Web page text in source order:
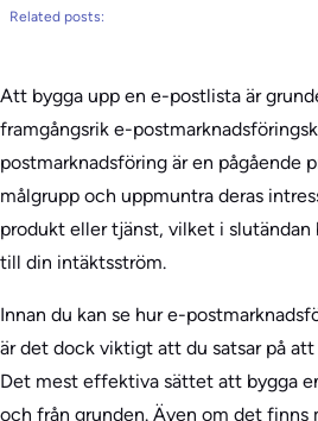
Related posts:
Att bygga upp en e-postlista är
framgångsrik e-
postmarknadsföring är en pågående
målgrupp och uppmuntra deras
produkt eller tjänst, vilket i
till din intäktsström.
Innan du kan se hur e-
är det dock viktigt att du satsar på
Det mest effektiva sättet att bygga
och från grunden. Även om det